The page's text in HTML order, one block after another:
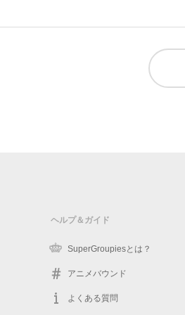
ヘルプ＆ガイド
SuperGroupiesとは？
アニメバウンド
よくある質問